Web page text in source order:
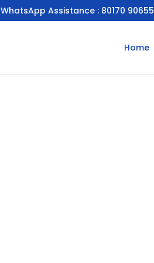
WhatsApp Assistance : 80170 90655
Home